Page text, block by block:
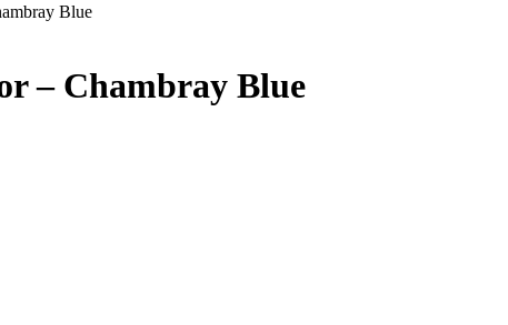
Blue
– Chambray Blue